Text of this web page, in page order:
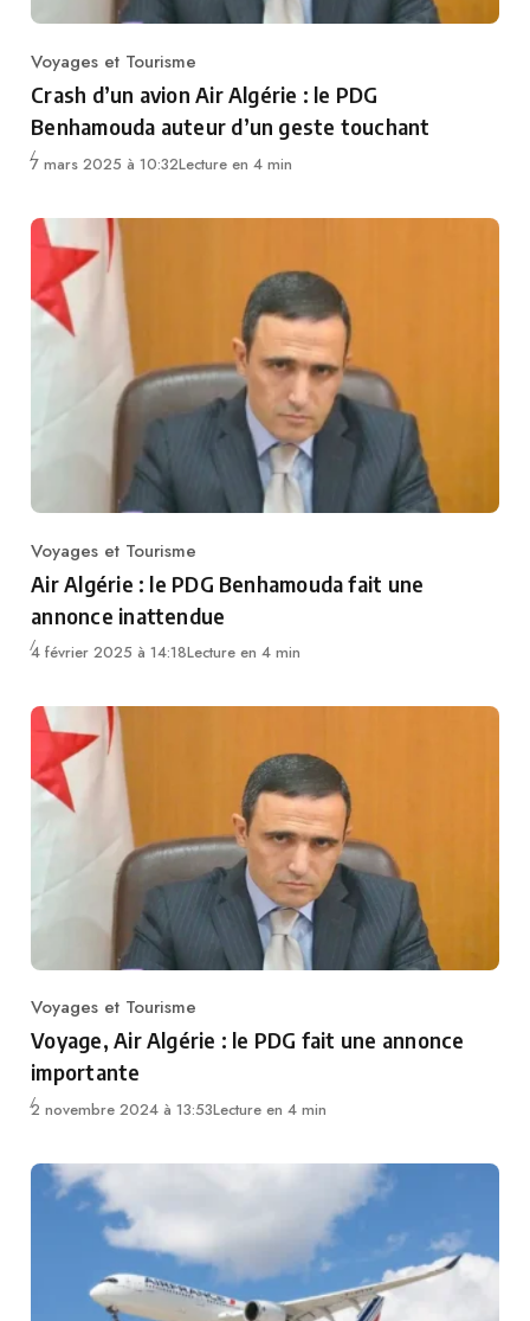
Category
Voyages et Tourisme
Crash d’un avion Air Algérie : le PDG
Benhamouda auteur d’un geste touchant
7 mars 2025 à 10:32Lecture en 4 min
Category
Voyages et Tourisme
Air Algérie : le PDG Benhamouda fait une
annonce inattendue
4 février 2025 à 14:18Lecture en 4 min
Category
Voyages et Tourisme
Voyage, Air Algérie : le PDG fait une annonce
importante
2 novembre 2024 à 13:53Lecture en 4 min